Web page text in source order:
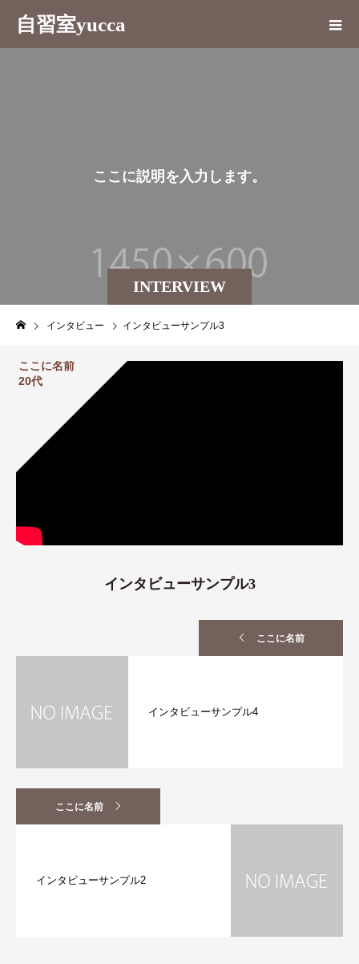
自習室yucca
INTERVIEW
こ こ に説明 を 入 力 し ま す。
インタビュー インタビューサンプル3
ここに名前
20代
インタビューサンプル3
ここに名前
インタビューサンプル4
ここに名前
インタビューサンプル2